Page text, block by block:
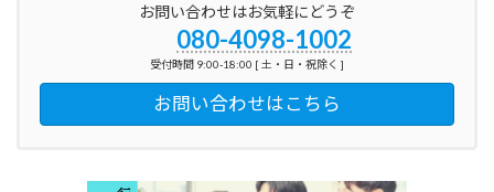
お問い合わせはお気軽にどうぞ
080-4098-1002
受付時間 9:00-18:00 [ 土・日・祝除く ]
お問い合わせはこちら